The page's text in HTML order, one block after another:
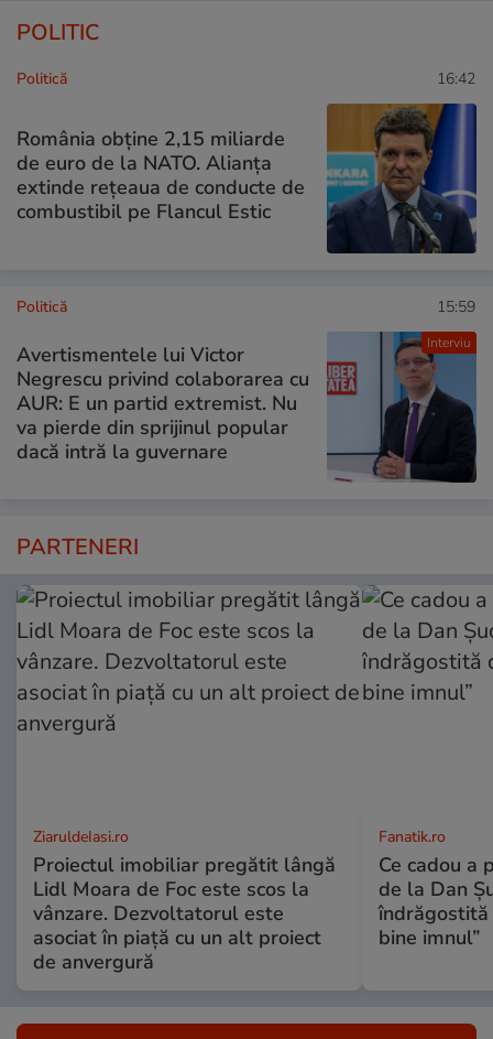
POLITIC
Politică 16:42
România obține 2,15 miliarde
de euro de la NATO. Alianța
extinde rețeaua de conducte de
combustibil pe Flancul Estic
Interviu
Politică 15:59
Avertismentele lui Victor
Negrescu privind colaborarea cu
AUR: E un partid extremist. Nu
va pierde din sprijinul popular
dacă intră la guvernare
PARTENERI
ZiaruldeIasi.ro
Proiectul imobiliar pregătit lângă
Lidl Moara de Foc este scos la
vânzare. Dezvoltatorul este
asociat în piață cu un alt proiect
de anvergură
Fanatik.ro
Ce cadou a
de la Dan
îndrăgostită
bine imnul”